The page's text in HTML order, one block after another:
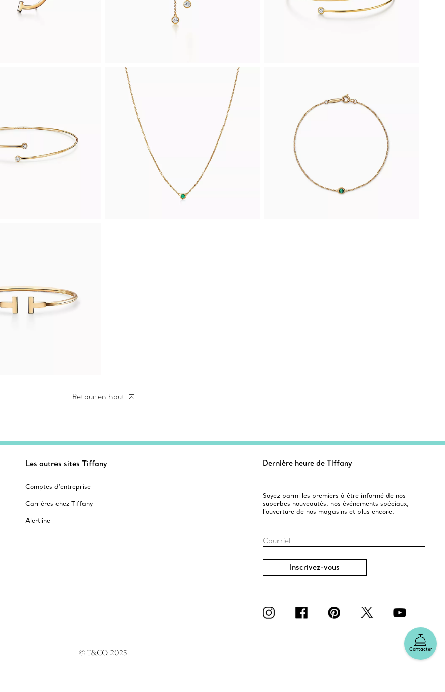
Retour en haut
Contacter
Les autres sites Tiffany
Comptes d’entreprise
Carrières chez Tiffany
Alertline
Dernière heure de Tiffany
Soyez parmi les premiers à être informé de nos
superbes nouveautés, nos événements spéciaux,
l’ouverture de nos magasins et plus encore.
Courriel
Inscrivez-vous
© T&CO. 2025